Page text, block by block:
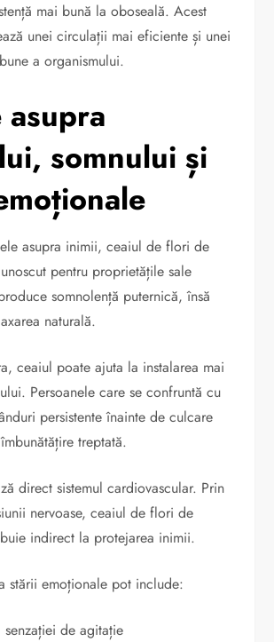
mai bună la oboseală. Acest
unei circulații mai eficiente și unei
a organismului.
asupra
somnului și
asupra inimii, ceaiul de flori de
pentru proprietățile sale
somnolență puternică, însă
naturală.
ceaiul poate ajuta la instalarea mai
Persoanele care se confruntă cu
persistente înainte de culcare
treptată.
direct sistemul cardiovascular. Prin
nervoase, ceaiul de flori de
indirect la protejarea inimii.
stării emoționale pot include:
senzației de agitație